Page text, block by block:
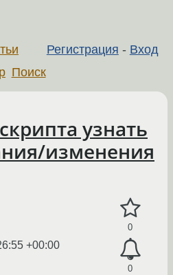
Регистрация - Вход
Поиск
узнать
изменения
0
0
+00:00